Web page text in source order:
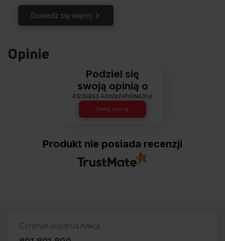
Dowiedz się więcej
Opinie
Podziel się
swoją opinią o
6123GES3.43HZpTsPrDNA(Xx)
Dodaj opinię
Produkt nie posiada recenzji
Centrum wsparcia Amica